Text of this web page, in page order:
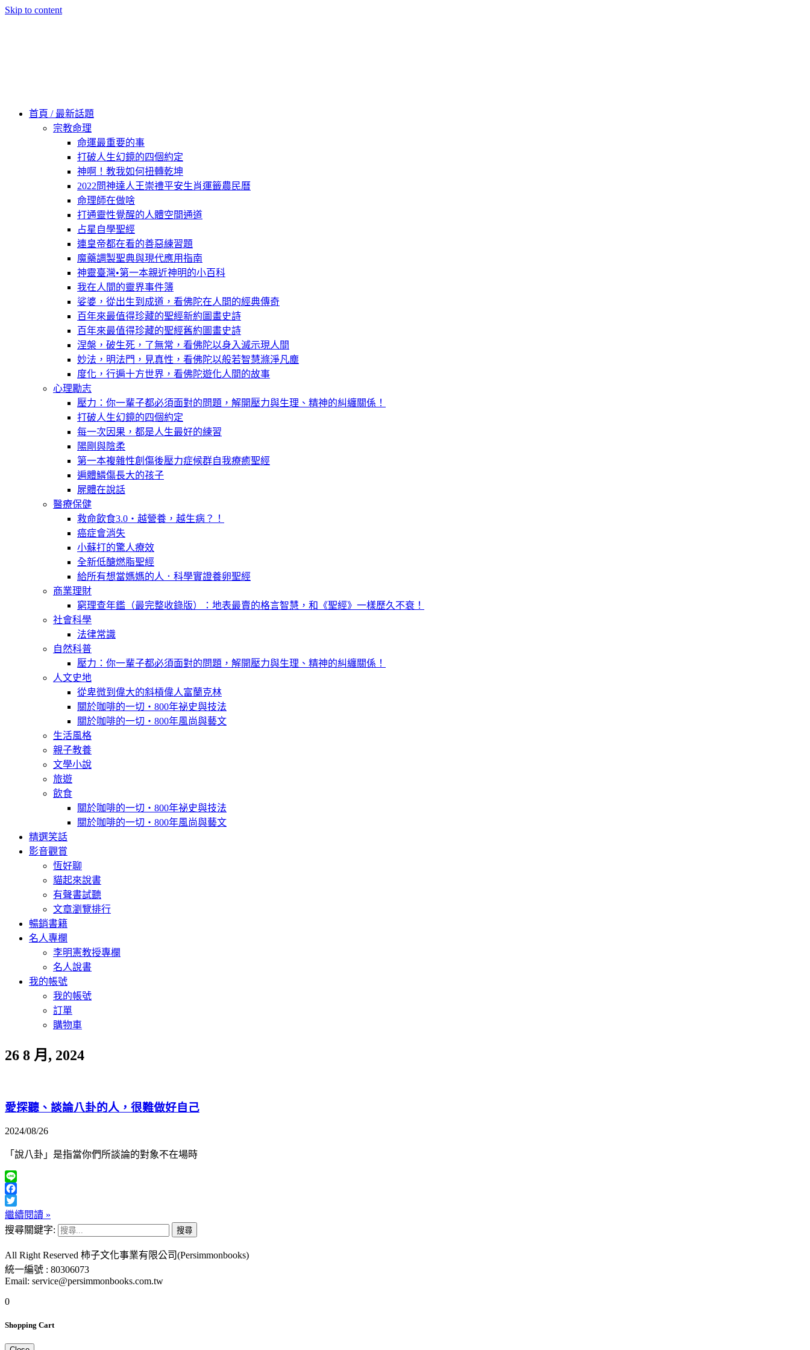
Skip to content
首頁 / 最新話題
宗教命理
命運最重要的事
打破人生幻鏡的四個約定
神啊！教我如何扭轉乾坤
2022問神達人王崇禮平安生肖運籤農民曆
命理師在做啥
打通靈性覺醒的人體空間通道
占星自學聖經
連皇帝都在看的善惡練習題
魔藥調製聖典與現代應用指南
神靈臺灣•第一本親近神明的小百科
我在人間的靈界事件簿
娑婆，從出生到成道，看佛陀在人間的經典傳奇
百年來最值得珍藏的聖經新約圖畫史詩
百年來最值得珍藏的聖經舊約圖畫史詩
涅槃，破生死，了無常，看佛陀以身入滅示現人間
妙法，明法門，見真性，看佛陀以般若智慧滌淨凡塵
度化，行遍十方世界，看佛陀遊化人間的故事
心理勵志
壓力：你一輩子都必須面對的問題，解開壓力與生理、精神的糾纏關係！
打破人生幻鏡的四個約定
每一次因果，都是人生最好的練習
陽剛與陰柔
第一本複雜性創傷後壓力症候群自我療癒聖經
遍體鱗傷長大的孩子
屍體在說話
醫療保健
救命飲食3.0‧越營養，越生病？！
癌症會消失
小蘇打的驚人療效
全新低醣燃脂聖經
給所有想當媽媽的人．科學實證養卵聖經
商業理財
窮理查年鑑（最完整收錄版）：地表最賣的格言智慧，和《聖經》一樣歷久不衰！
社會科學
法律常識
自然科普
壓力：你一輩子都必須面對的問題，解開壓力與生理、精神的糾纏關係！
人文史地
從卑微到偉大的斜槓偉人富蘭克林
關於咖啡的一切‧800年祕史與技法
關於咖啡的一切‧800年風尚與藝文
生活風格
親子教養
文學小說
旅遊
飲食
關於咖啡的一切‧800年祕史與技法
關於咖啡的一切‧800年風尚與藝文
精選笑話
影音觀賞
恆好聊
貓起來說書
有聲書試聽
文章瀏覽排行
暢銷書籍
名人專欄
李明憲教授專欄
名人說書
我的帳號
我的帳號
訂單
購物車
26 8 月, 2024
愛探聽、談論八卦的人，很難做好自己
2024/08/26
「說八卦」是指當你們所談論的對象不在場時
Line
Facebook
Twitter
繼續閱讀 »
搜尋關鍵字:
All Right Reserved 柿子文化事業有限公司(Persimmonbooks)
統一編號 : 80306073
Email: service@persimmonbooks.com.tw
0
Shopping Cart